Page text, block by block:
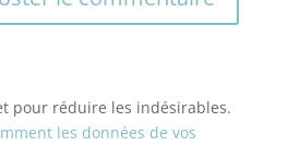
pour réduire les indésirables.
les données de vos